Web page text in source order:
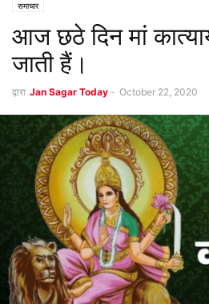
समाचार
आज छठे दिन मां
जाती हैं।
द्वारा Jan Sagar Today - October 22, 2020